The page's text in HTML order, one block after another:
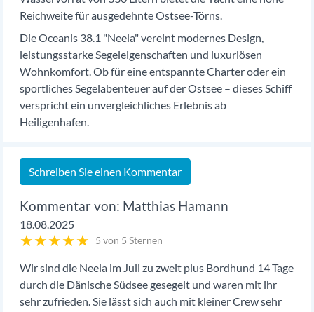
Reichweite für ausgedehnte Ostsee-Törns.
Die Oceanis 38.1 "Neela" vereint modernes Design,
leistungsstarke Segeleigenschaften und luxuriösen
Wohnkomfort. Ob für eine entspannte Charter oder ein
sportliches Segelabenteuer auf der Ostsee – dieses Schiff
verspricht ein unvergleichliches Erlebnis ab
Heiligenhafen.
Schreiben Sie einen Kommentar
Matthias Hamann
18.08.2025
★★★★★ 5 von 5 Sternen
Wir sind die Neela im Juli zu zweit plus Bordhund 14 Tage
durch die Dänische Südsee gesegelt und waren mit ihr
sehr zufrieden. Sie lässt sich auch mit kleiner Crew sehr